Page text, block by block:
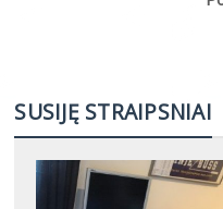
SUSIJĘ STRAIPSNIAI